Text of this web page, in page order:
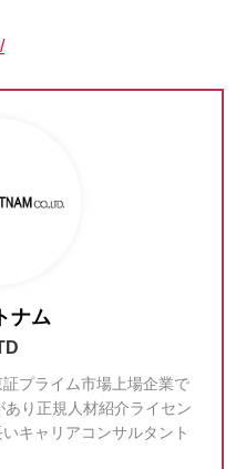
ナム
プライム市場上場企業で
り正規人材紹介ライセン
キャリアコンサルタント